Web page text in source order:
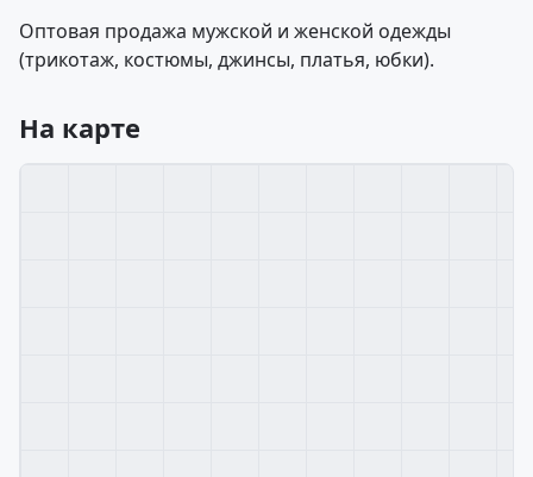
Оптовая продажа мужской и женской одежды
(трикотаж, костюмы, джинсы, платья, юбки).
На карте